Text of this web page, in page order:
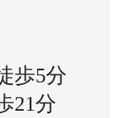
歩5分
21分